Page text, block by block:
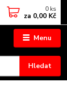
Menu
Hledat
0 ks
za 0,00 Kč